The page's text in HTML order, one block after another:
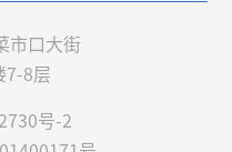
市口大街
7-8层
号-2